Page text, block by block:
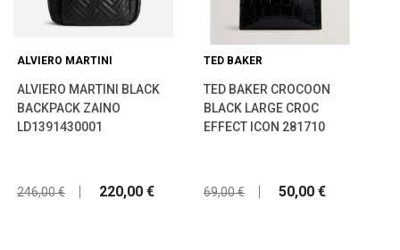
ALVIERO MARTINI
ALVIERO MARTINI BLACK
BACKPACK ZAINO
LD1391430001
246,00 € 220,00 €
TED BAKER
TED BAKER CROCOON
BLACK LARGE CROC
EFFECT ICON 281710
69,00 € 50,00 €